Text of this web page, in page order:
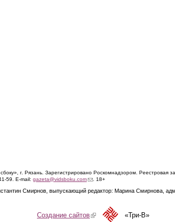
г. Рязань. Зарегистрировано Роскомнадзором. Реестровая
59. E-mail: gazeta@vidsboku.com(link sends e-mail)
. 18+
Смирнов, выпускающий редактор: Марина Смирнова,
Создание сайтов(link is external)«Три-В»